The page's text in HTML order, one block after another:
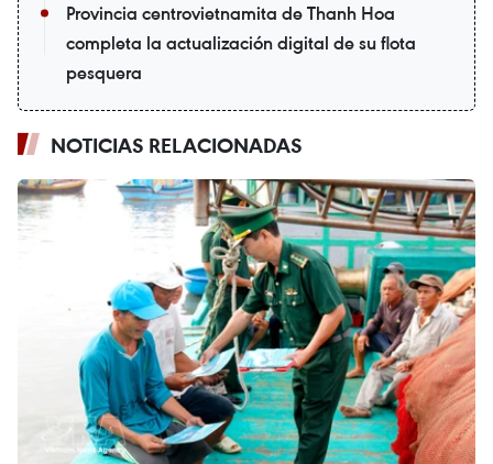
Provincia centrovietnamita de Thanh Hoa
completa la actualización digital de su flota
pesquera
NOTICIAS RELACIONADAS